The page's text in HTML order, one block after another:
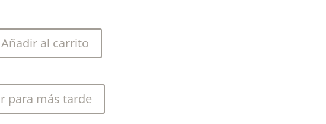
Añadir al carrito
para más tarde